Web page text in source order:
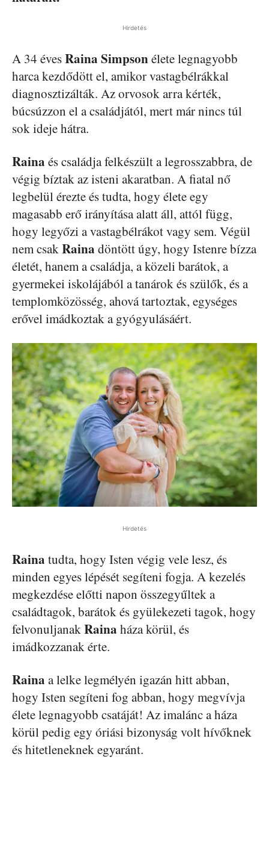
Hirdetés
A 34 évesRaina Simpsonélete legnagyobb
harca kezdődött el, amikor vastagbélrákkal
diagnosztizálták. Az orvosok arra kérték,
búcsúzzon el a családjától, mert már nincs túl
sok ideje hátra.
Raina és családja felkészült a legrosszabbra, de
végig bíztak az isteni akaratban. A fiatal nő
legbelül érezte és tudta, hogy élete egy
magasabb erő irányítása alatt áll, attól függ,
hogy legyőzi a vastagbélrákot vagy sem. Végül
nem csakRaina döntött úgy, hogy Istenre bízza
életét, hanem a családja, a közeli barátok, a
gyermekei iskolájából a tanárok és szülők, és a
templomközösség, ahová tartoztak, egységes
erővel imádkoztak a gyógyulásáért.
Hirdetés
Raina tudta, hogy Isten végig vele lesz, és
minden egyes lépését segíteni fogja. A kezelés
megkezdése előtti napon összegyűltek a
családtagok, barátok és gyülekezeti tagok, hogy
felvonuljanakRaina háza körül, és
imádkozzanak érte.
Raina a lelke legmélyén igazán hitt abban,
hogy Isten segíteni fog abban, hogy megvívja
élete legnagyobb csatáját! Az imalánc a háza
körül pedig egy óriási bizonyság volt hívőknek
és hitetleneknek egyaránt.